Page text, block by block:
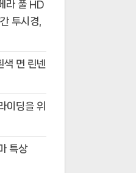
라 풀 HD
투시경,
색 면 린넨
이딩을 위
특상